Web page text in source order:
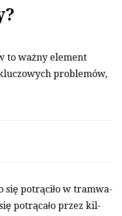
to ważny element
problemów,
się potrąciło w tram­wa­
potrącało przez kil­